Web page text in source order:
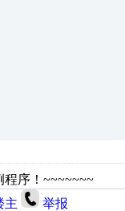
序！~~~~~~~
主 举报